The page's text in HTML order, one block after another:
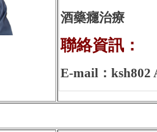
酒藥癮治療
聯絡資訊：
E-mail：ksh802